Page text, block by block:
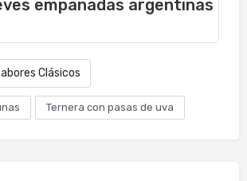
empanadas argentinas
Clásicos
Ternera con pasas de uva